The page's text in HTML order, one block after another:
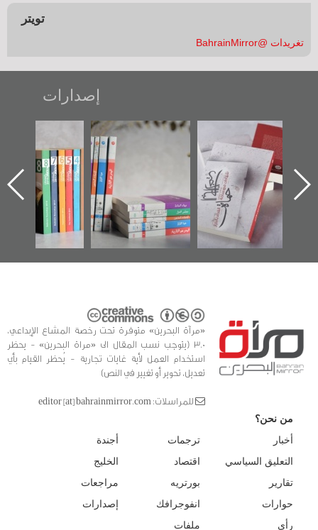
تويتر
تغريدات @BahrainMirror
إصدارات
"حماة الباب الأخير":
الإصدار الأول عن
اعتصام الدراز
وأحداث ساحة
الفداء لمركز أوال
للدراسات والتوثيق
تصنيف موضوعي
للوثائق البريطانية
يقدمه «مركز أوال»
في سلسلة من 5
كتب
تصدر حصاد
الساحات 2019
«مرآة البحرين» متوفرة تحت رخصة المشاع الإبداعي،
3.0 (يتوجب نسب المقال الى «مراة البحرين» - يحظر
استخدام العمل لأية غايات تجارية - يُحظر القيام بأي
تعديل، تحوير أو تغيير في النص)
للمراسلات: editor [at] bahrainmirror.com
من نحن؟
أخبار
التعليق السياسي
تقارير
حوارات
رأي
ترجمات
اقتصاد
بورتريه
انفوجرافك
ملفات
أجندة
الخليج
مراجعات
إصدارات